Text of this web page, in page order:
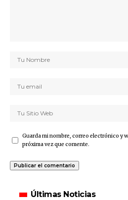
Guarda mi nombre, correo electrónico y
próxima vez que comente.
Últimas Noticias